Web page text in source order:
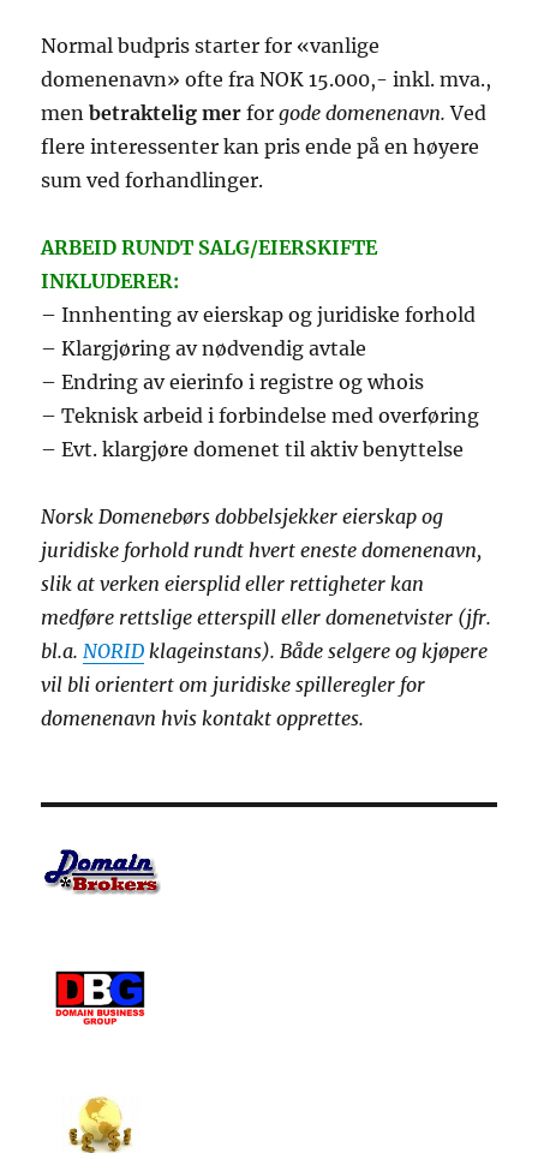
Normal budpris starter for «vanlige
domenenavn» ofte fra NOK 15.000,- inkl. mva.,
menbetraktelig mer forgode domenenavn.Ved
flere interessenter kan pris ende på en høyere
sum ved forhandlinger.
ARBEID RUNDT SALG/EIERSKIFTE
INKLUDERER:
– Innhenting av eierskap og juridiske forhold
– Klargjøring av nødvendig avtale
– Endring av eierinfo i registre og whois
– Teknisk arbeid i forbindelse med overføring
– Evt. klargjøre domenet til aktiv benyttelse
Norsk Domenebørs dobbelsjekker eierskap og
juridiske forhold rundt hvert eneste domenenavn,
slik at verken eiersplid eller rettigheter kan
medføre rettslige etterspill eller domenetvister (jfr.
bl.a. NORID klageinstans). Både selgere og kjøpere
vil bli orientert om juridiske spilleregler for
domenenavn hvis kontakt opprettes.